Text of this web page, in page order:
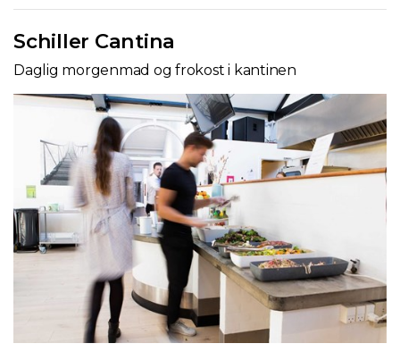
Schiller Cantina
Daglig morgenmad og frokost i kantinen